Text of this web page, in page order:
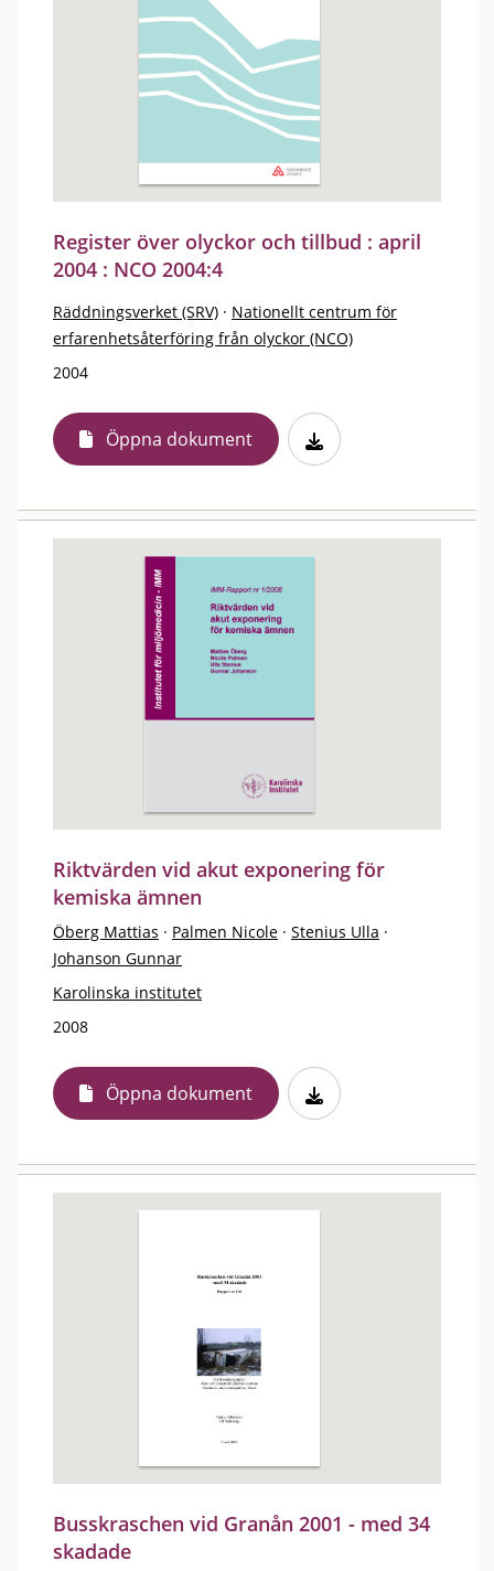
Register över olyckor och tillbud : april
2004 : NCO 2004:4
Räddningsverket (SRV) · Nationellt centrum för
erfarenhetsåterföring från olyckor (NCO)
2004
Öppna dokument
Riktvärden vid akut exponering för
kemiska ämnen
Öberg Mattias · Palmen Nicole · Stenius Ulla ·
Johanson Gunnar
Karolinska institutet
2008
Öppna dokument
Busskraschen vid Granån 2001 - med 34
skadade